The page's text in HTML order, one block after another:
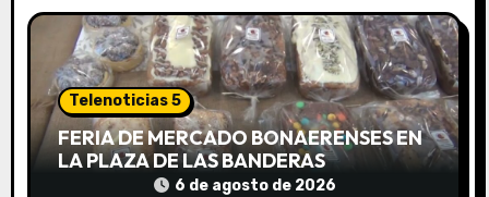
r
a
Telenoticias 5
FERIA DE MERCADO BONAERENSES EN
LA PLAZA DE LAS BANDERAS
6 de agosto de 2026